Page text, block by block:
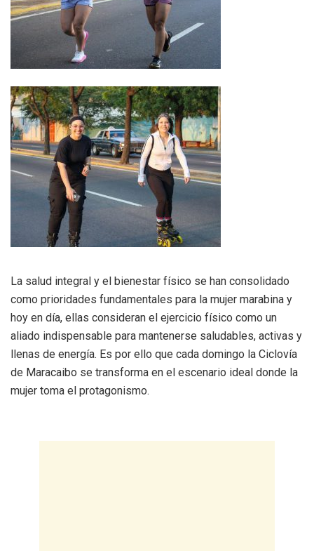
La salud integral y el bienestar físico se han consolidado
como prioridades fundamentales para la mujer marabina y
hoy en día, ellas consideran el ejercicio físico como un
aliado indispensable para mantenerse saludables, activas y
llenas de energía. Es por ello que cada domingo la Ciclovía
de Maracaibo se transforma en el escenario ideal donde la
mujer toma el protagonismo.